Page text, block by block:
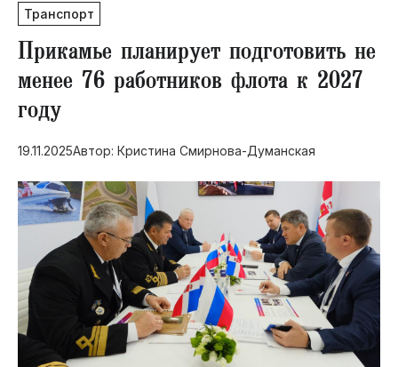
Молодежная столица РФ
СВО
Выборы в Пермском крае
Социальная поддержка
Инфраструктура
Благоустройство
Транспорт
Прикамье планирует подготовить не
менее 76 работников флота к 2027
году
19.11.2025Автор: Кристина Смирнова-Думанская